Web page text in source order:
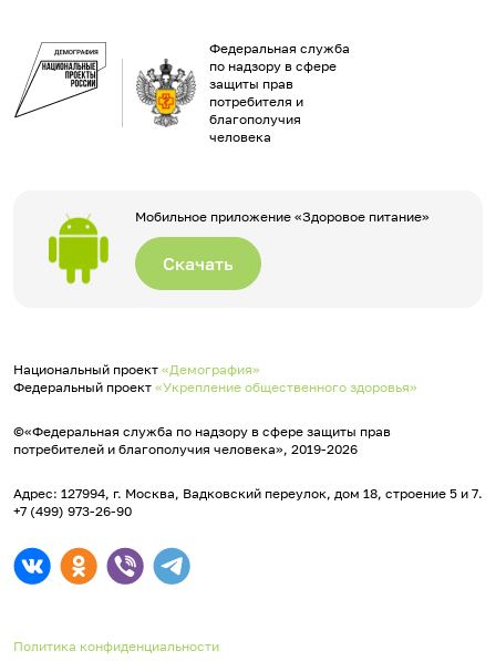
Федеральная служба
по надзору в сфере
защиты прав
потребителя и
благополучия
человека
Мобильное приложение «Здоровое питание»
Скачать
Национальный проект «Демография»
Федеральный проект «Укрепление общественного здоровья»
©«Федеральная служба по надзору в сфере защиты прав
потребителей и благополучия человека», 2019-2026
Адрес: 127994, г. Москва, Вадковский переулок, дом 18, строение 5 и 7.
+7 (499) 973-26-90
Политика конфиденциальности